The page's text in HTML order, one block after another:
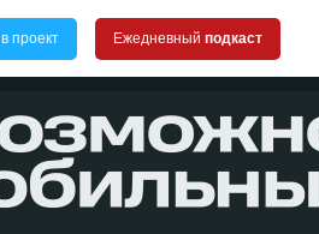
в проект Ежедневный подкаст